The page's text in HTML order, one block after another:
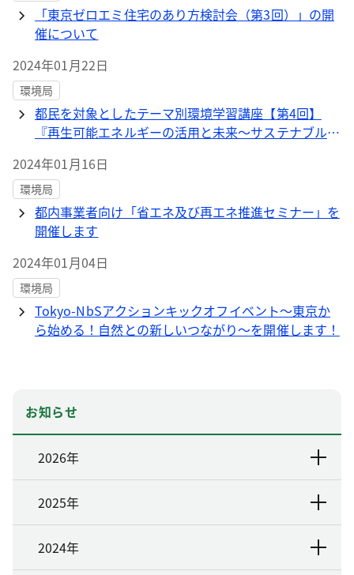
「東京ゼロエミ住宅のあり方検討会（第3回）」の開
催について
2024年01月22日
環境局
都民を対象としたテーマ別環境学習講座【第4回】
『再生可能エネルギーの活用と未来～サステナブルな
2024年01月16日
環境局
都内事業者向け「省エネ及び再エネ推進セミナー」を
開催します
2024年01月04日
環境局
Tokyo-NbSアクションキックオフイベント～東京か
ら始める！自然との新しいつながり～を開催します！
お知らせ
2026年
2025年
2024年